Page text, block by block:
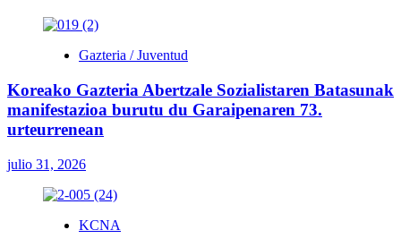
Gazteria / Juventud
Koreako Gazteria Abertzale Sozialistaren Batasunak
manifestazioa burutu du Garaipenaren 73.
urteurrenean
julio 31, 2026
KCNA